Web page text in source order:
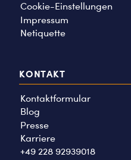
Cookie-Einstellungen
Impressum
Netiquette
KONTAKT
Kontaktformular
Blog
Presse
Karriere
+49 228 92939018